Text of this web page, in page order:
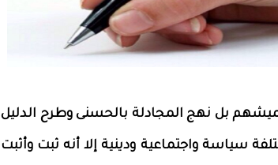
بل نهج المجادلة بالحسنى وطرح الدليل
سياسة واجتماعية ودينية إلا أنه ثبت وأثبت